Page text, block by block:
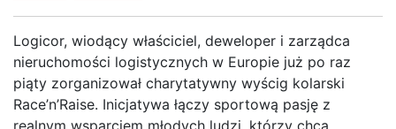
Logicor, wiodący właściciel, deweloper i zarządca
nieruchomości logistycznych w Europie już po raz
piąty zorganizował charytatywny wyścig kolarski
Race’n’Raise. Inicjatywa łączy sportową pasję z
realnym wsparciem młodych ludzi, którzy chcą